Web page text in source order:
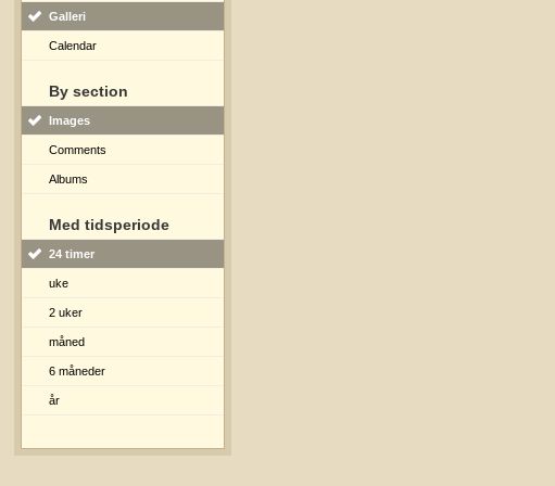
Galleri
Calendar
By section
Images
Comments
Albums
Med tidsperiode
24 timer
uke
2 uker
måned
6 måneder
år